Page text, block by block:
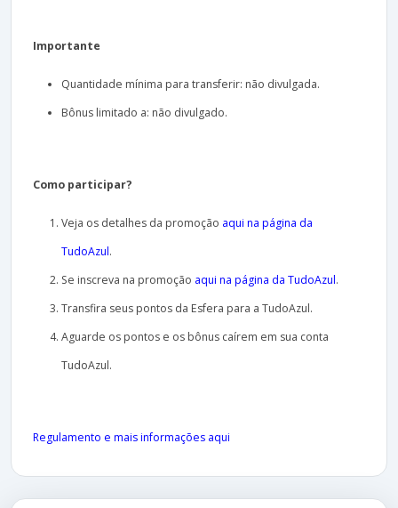
Importante
Quantidade mínima para transferir: não divulgada.
Bônus limitado a: não divulgado.
Como participar?
Veja os detalhes da promoção aqui na página da
TudoAzul.
Se inscreva na promoção aqui na página da TudoAzul.
Transfira seus pontos da Esfera para a TudoAzul.
Aguarde os pontos e os bônus caírem em sua conta
TudoAzul.
Regulamento e mais informações aqui